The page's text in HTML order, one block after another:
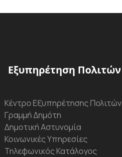
Εξυπηρέτηση Πολιτών
Κέντρο Εξυπηρέτησης Πολιτών
Γραμμή Δημότη
Δημοτική Αστυνομία
Κοινωνικές Υπηρεσίες
Τηλεφωνικός Κατάλογος